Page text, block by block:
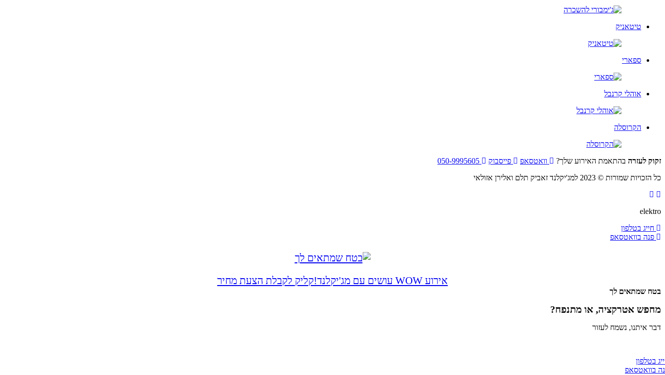
טיטאניק
ספארי
אוהלי קרנבל
הקרוסלה
זקוק לעזרה בהתאמת האירוע שלך? וואטסאפ פייסבוק
כל הזכויות שמורות © 2023 למג'יקלנד זאביק תלם ואלירן אזולאי
elektro
חייג בטלפון
פנה בוואטסאפ
אירוע WOW עושים עם מג'יקלנד! קליק לקבלת הצעת מחיר
בטח שמתאים לך
מחפש אטרקציה, או מתנפח?
דבר איתנו, נשמח לעזור
בטלפון
בוואטסאפ